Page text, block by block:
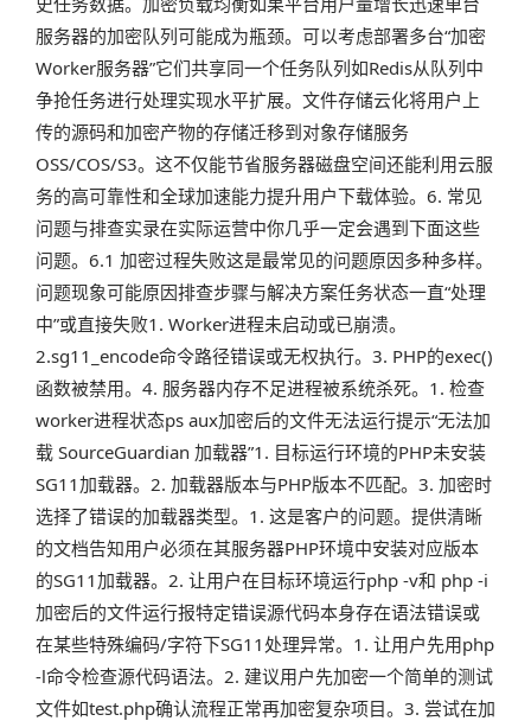
服务器的加密队列可能成为瓶颈。可以考虑部署多台“加密
Worker服务器”它们共享同一个任务队列如Redis从队列中
争抢任务进行处理实现水平扩展。文件存储云化将用户上
传的源码和加密产物的存储迁移到对象存储服务
OSS/COS/S3。这不仅能节省服务器磁盘空间还能利用云服
务的高可靠性和全球加速能力提升用户下载体验。6. 常见
问题与排查实录在实际运营中你几乎一定会遇到下面这些
问题。6.1 加密过程失败这是最常见的问题原因多种多样。
问题现象可能原因排查步骤与解决方案任务状态一直“处理
中”或直接失败1. Worker进程未启动或已崩溃。
2.sg11_encode命令路径错误或无权执行。3. PHP的exec()
函数被禁用。4. 服务器内存不足进程被系统杀死。1. 检查
worker进程状态ps aux加密后的文件无法运行提示“无法加
载 SourceGuardian 加载器”1. 目标运行环境的PHP未安装
SG11加载器。2. 加载器版本与PHP版本不匹配。3. 加密时
选择了错误的加载器类型。1. 这是客户的问题。提供清晰
的文档告知用户必须在其服务器PHP环境中安装对应版本
的SG11加载器。2. 让用户在目标环境运行php -v和 php -i
加密后的文件运行报特定错误源代码本身存在语法错误或
在某些特殊编码/字符下SG11处理异常。1. 让用户先用php
-l命令检查源代码语法。2. 建议用户先加密一个简单的测试
文件如test.php确认流程正常再加密复杂项目。3. 尝试在加